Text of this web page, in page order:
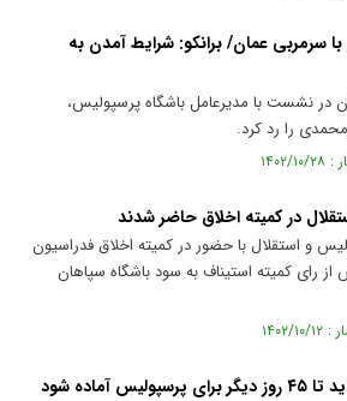
عمان/ برانکو: شرایط آمدن به
در نشست با مدیرعامل باشگاه پرسپولیس،
را رد کرد.
در کمیته اخلاق حاضر شدند
و استقلال با حضور در کمیته اخلاق فدراسیون
رای کمیته استیناف به سود باشگاه سپاهان
شود